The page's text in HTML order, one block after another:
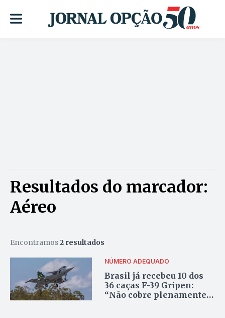
Resultados do marcador:
Aéreo
Encontramos2 resultados
NÚMERO ADEQUADO
Brasil já recebeu 10 dos
36 caças F-39 Gripen:
“Não cobre plenamente